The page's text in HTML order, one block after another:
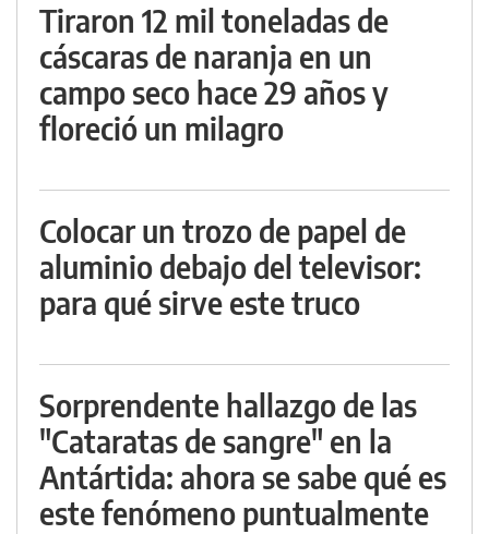
Tiraron 12 mil toneladas de
cáscaras de naranja en un
campo seco hace 29 años y
floreció un milagro
Colocar un trozo de papel de
aluminio debajo del televisor:
para qué sirve este truco
Sorprendente hallazgo de las
"Cataratas de sangre" en la
Antártida: ahora se sabe qué es
este fenómeno puntualmente